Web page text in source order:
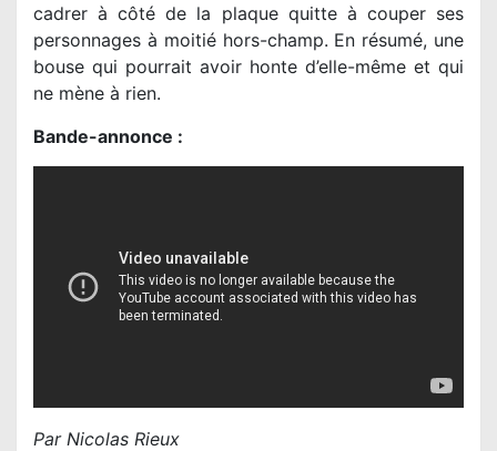
cadrer à côté de la plaque quitte à couper ses
personnages à moitié hors-champ. En résumé, une
bouse qui pourrait avoir honte d’elle-même et qui
ne mène à rien.
Bande-annonce :
Par Nicolas Rieux